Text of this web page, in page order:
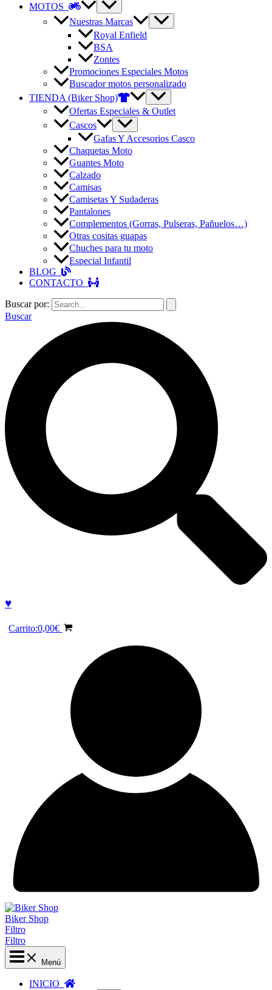
MOTOS
Nuestras Marcas
Royal Enfield
BSA
Zontes
Promociones Especiales Motos
Buscador motos personalizado
TIENDA (Biker Shop)
Ofertas Especiales & Outlet
Cascos
Gafas Y Accesorios Casco
Chaquetas Moto
Guantes Moto
Calzado
Camisas
Camisetas Y Sudaderas
Pantalones
Complementos (Gorras, Pulseras, Pañuelos…)
Otras cositas guapas
Chuches para tu moto
Especial Infantil
BLOG
CONTACTO
Buscar por:
Buscar
♥
Carrito:0,00€
Biker Shop
Filtro
Filtro
Menú
INICIO